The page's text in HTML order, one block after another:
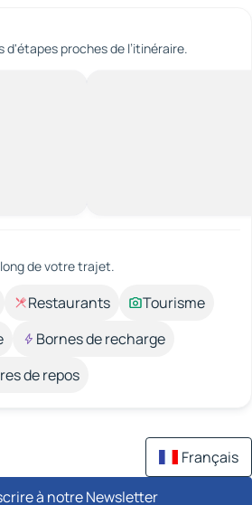
d'étapes proches de l’itinéraire.
de votre trajet.
Restaurants
Tourisme
Bornes de recharge
de repos
Français
à notre Newsletter